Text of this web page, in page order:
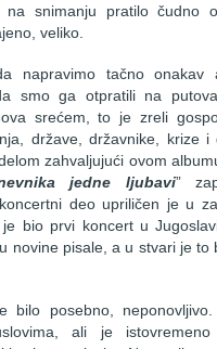
na snimanju pratilo čudno
veliko.
napravimo tačno onakav
smo ga otpratili na
srećem, to je zreli
države, državnike, krize i
zahvaljujući ovom
jedne ljubavi”
deo upriličen je u
bio prvi koncert u
novine pisale, a u stvari je to
bilo posebno,
ali je